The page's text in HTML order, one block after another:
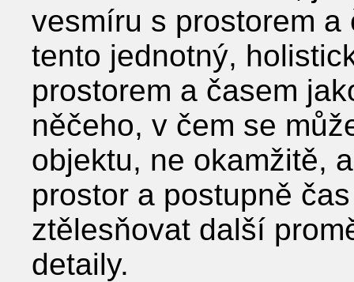
vesmíru s prostorem
tento jednotný,
prostorem a časem
něčeho, v čem se
objektu, ne okamžitě,
prostor a postupně
ztělesňovat další
detaily.